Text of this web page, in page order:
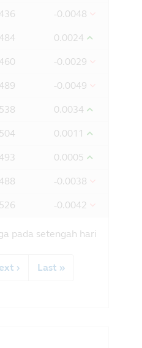
di atas;
dan anda
apa-apa liabiliti
daripada
mana bahagian
pengecualian apa-
oleh Principal
-0.0048
0.0024
-0.0029
-0.0049
0.0034
0.0011
0.0005
-0.0038
-0.0042
pada setengah hari
›
Last
Last »